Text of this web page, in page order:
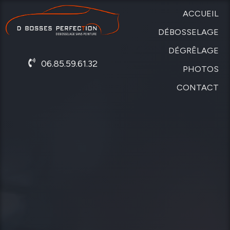
06.85.59.61.32
ACCUEIL
DÉBOSSELAGE
SANS
PEINTURE
DÉGRÊLAGE
DE
CARROSSERIE
PHOTOS
CONTACT